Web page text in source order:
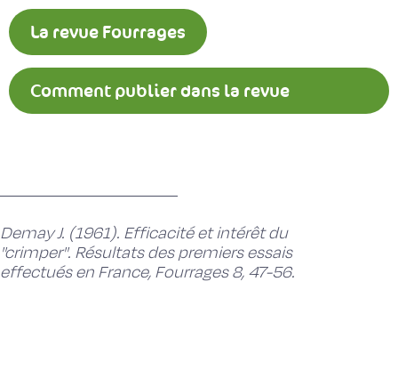
La revue Fourrages
Comment publier dans la revue
Demay J. (1961). Efficacité et intérêt du
''crimper''. Résultats des premiers essais
effectués en France, Fourrages 8, 47-56.